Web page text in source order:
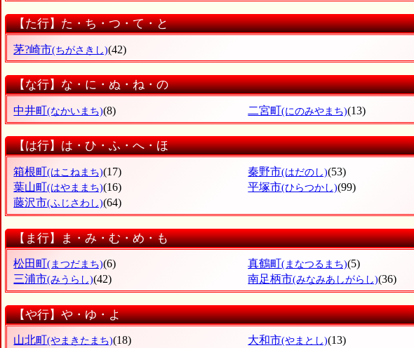
【た行】た・ち・つ・て・と
茅?崎市(ちがさきし)(42)
【な行】な・に・ぬ・ね・の
中井町(なかいまち)(8) 二宮町(にのみやまち)(13)
【は行】は・ひ・ふ・へ・ほ
箱根町(はこねまち)(17) 秦野市(はだのし)(53)
葉山町(はやままち)(16) 平塚市(ひらつかし)(99)
藤沢市(ふじさわし)(64)
【ま行】ま・み・む・め・も
松田町(まつだまち)(6) 真鶴町(まなつるまち)(5)
三浦市(みうらし)(42) 南足柄市(みなみあしがらし)(36)
【や行】や・ゆ・よ
山北町(やまきたまち)(18) 大和市(やまとし)(13)